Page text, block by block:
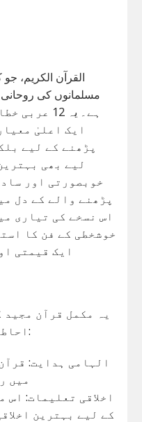
القرآن الکریم،
مسلمانوں کی روحانی
ہے۔ یہ 12
ایک اعلیٰ
پڑھنے کے لیے
لیے بھی
خوبصورتی اور
پڑھنے والے کے دل
اس نسخے کی تیاری
خوشخطی کے فن کا
ایک قیمتی
یہ مکمل قرآن
احاطہ کرتا ہے جن میں شامل ہیں:
الہامی ہدایت:
میں
اخلاقی تعلیمات:
کے لیے بہترین